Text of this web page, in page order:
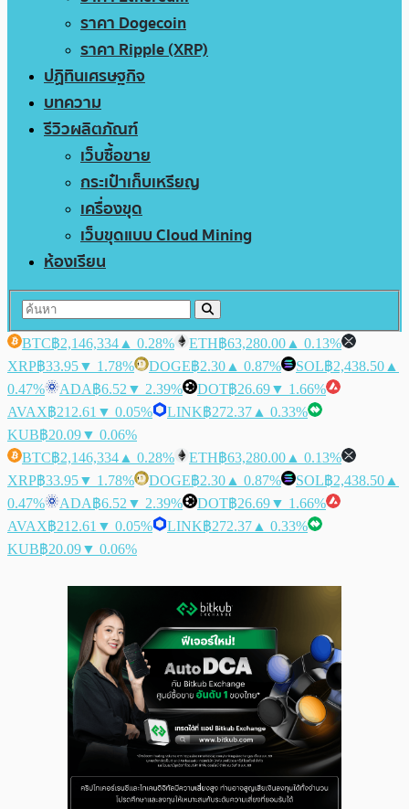
ราคา Dogecoin
ราคา Ripple (XRP)
ปฏิทินเศรษฐกิจ
บทความ
รีวิวผลิตภัณฑ์
เว็บซื้อขาย
กระเป๋าเก็บเหรียญ
เครื่องขุด
เว็บขุดแบบ Cloud Mining
ห้องเรียน
BTC฿2,146,334 ▲ 0.28% ETH฿63,280.00 ▲ 0.13%
XRP฿33.95▼ 1.78% DOGE฿2.30 ▲ 0.87% SOL฿2,438.50 ▲
0.47%
ADA฿6.52 ▼ 2.39% DOT฿26.69▼ 1.66%
AVAX฿212.61 ▼ 0.05% LINK฿272.37 ▲ 0.33%
KUB฿20.09▼ 0.06%
BTC฿2,146,334 ▲ 0.28% ETH฿63,280.00 ▲ 0.13%
XRP฿33.95▼ 1.78% DOGE฿2.30 ▲ 0.87% SOL฿2,438.50 ▲
0.47%
ADA฿6.52 ▼ 2.39% DOT฿26.69▼ 1.66%
AVAX฿212.61 ▼ 0.05% LINK฿272.37 ▲ 0.33%
KUB฿20.09▼ 0.06%